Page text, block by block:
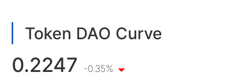
Forex
Komoditi
Mata wang kripto
Berdagang
Platform Perdagangan
Pengurusan Risiko
Alat Pasaran
Kalender Ekonomi
Pendidikan
Token DAO Curve
0.2247 -0.35%